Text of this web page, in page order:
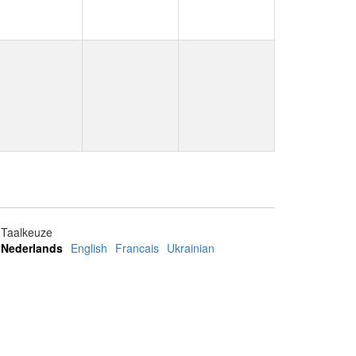
Taalkeuze
Nederlands English Francais Ukrainian